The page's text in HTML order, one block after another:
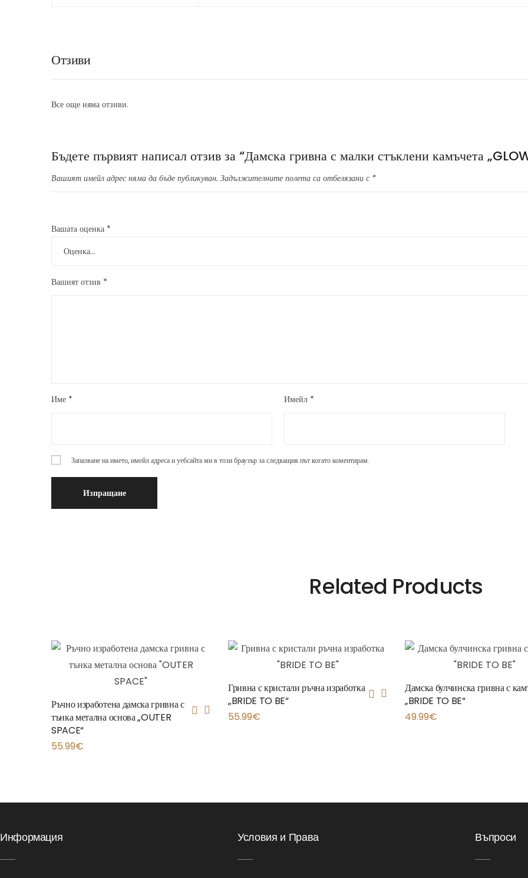
Отзиви
Все още няма отзиви.
Бъдете първият написал отзив за “Дамска гривна с малки стъклени камъчета
Вашият имейл адрес няма да бъде публикуван. Задължителните полета са отбелязани с *
Вашата оценка *
Вашият отзив *
Име * Имейл *
Запазване на името, имейл адреса и уебсайта ми в този браузър за следващия път когато коментирам.
Related Products
Ръчно изработена дамска гривна с
тънка метална основа „OUTER
SPACE“
55.99€
Гривна с кристали ръчна изработка
„BRIDE TO BE“
55.99€
Дамска булчинска гривна с
„BRIDE TO BE“
49.99€
Информация Условия и Права Въпроси